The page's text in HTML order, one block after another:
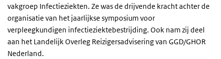
vakgroep Infectieziekten. Ze was de drijvende kracht achter de
organisatie van het jaarlijkse symposium voor
verpleegkundigen infectieziektebestrijding. Ook nam zij deel
aan het Landelijk Overleg Reizigersadvisering van GGD/GHOR
Nederland.